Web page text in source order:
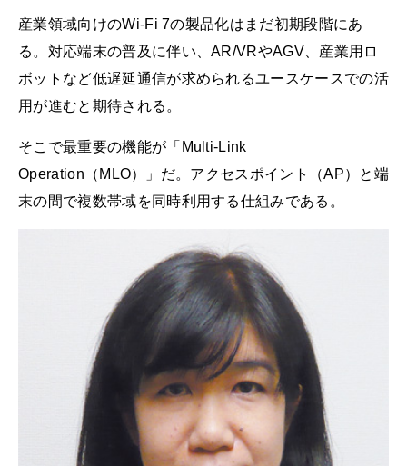
産業領域向けのWi-Fi 7の製品化はまだ初期段階にあ
る。対応端末の普及に伴い、AR/VRやAGV、産業用ロ
ボットなど低遅延通信が求められるユースケースでの活
用が進むと期待される。
そこで最重要の機能が「Multi-Link
Operation（MLO）」だ。アクセスポイント（AP）と端
末の間で複数帯域を同時利用する仕組みである。